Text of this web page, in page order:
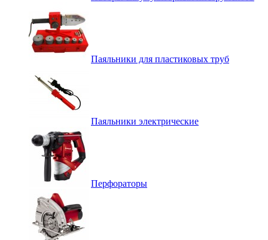
Паяльники для пластиковых труб
Паяльники электрические
Перфораторы